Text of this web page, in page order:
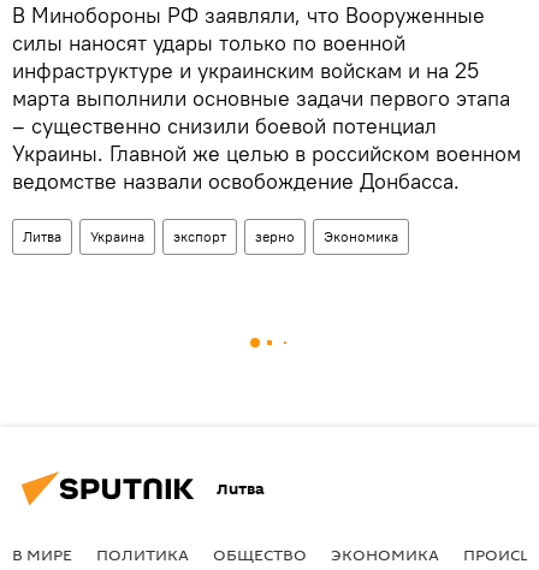
В Минобороны РФ заявляли, что Вооруженные
силы наносят удары только по военной
инфраструктуре и украинским войскам и на 25
марта выполнили основные задачи первого этапа
– существенно снизили боевой потенциал
Украины. Главной же целью в российском военном
ведомстве назвали освобождение Донбасса.
Литва Украина экспорт зерно Экономика
Литва
В МИРЕ ПОЛИТИКА ОБЩЕСТВО ЭКОНОМИКА